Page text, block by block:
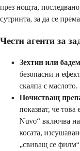
през нощта,
сутринта, за да се
Чести агенти за
Зехтин или
безопасни и
скалпа с маслото.
Почистващ
показват, че
Nuvo“ включва
косата,
„свиващ се